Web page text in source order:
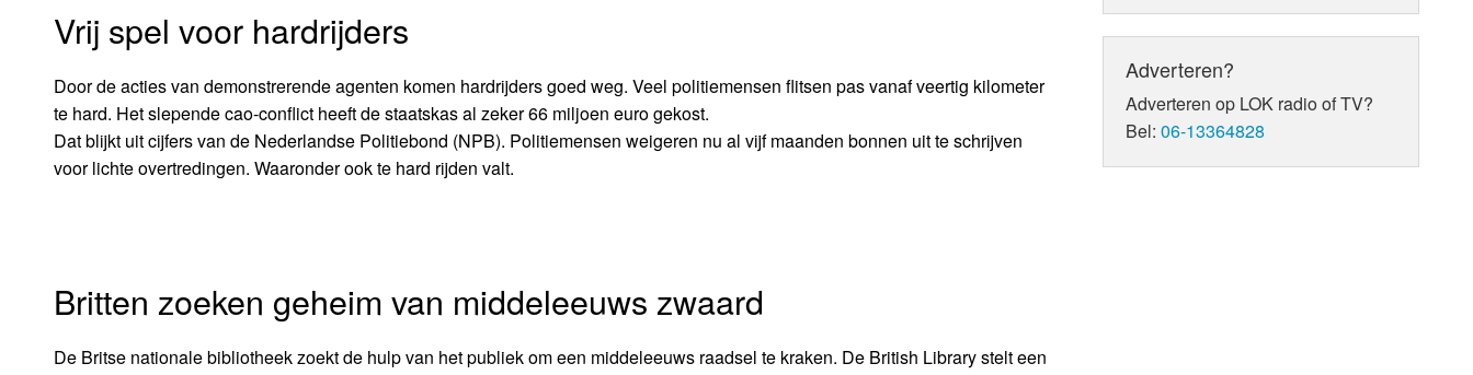
Vrij spel voor hardrijders
Door de acties van demonstrerende agenten komen hardrijders goed weg. Veel politiemensen flitsen pas vanaf veertig kilometer
te hard. Het slepende cao-conflict heeft de staatskas al zeker 66 miljoen euro gekost.
Dat blijkt uit cijfers van de Nederlandse Politiebond (NPB). Politiemensen weigeren nu al vijf maanden bonnen uit te schrijven
voor lichte overtredingen. Waaronder ook te hard rijden valt.
Britten zoeken geheim van middeleeuws zwaard
De Britse nationale bibliotheek zoekt de hulp van het publiek om een middeleeuws raadsel te kraken. De British Library stelt een
Adverteren?
Adverteren op LOK radio of TV?
Bel:06-13364828